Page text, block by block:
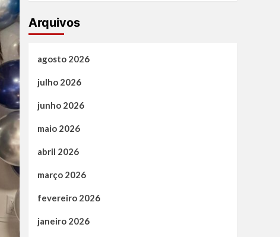
Arquivos
agosto 2026
julho 2026
junho 2026
maio 2026
abril 2026
março 2026
fevereiro 2026
janeiro 2026